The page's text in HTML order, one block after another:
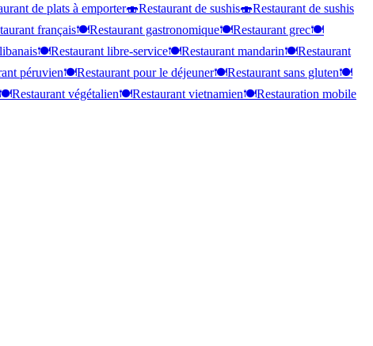
de plats à emporter🍣Restaurant de sushis🍣Restaurant de sushis
français🍽️Restaurant gastronomique🍽️Restaurant grec🍽️
🍽️Restaurant libre-service🍽️Restaurant mandarin🍽️Restaurant
péruvien🍽️Restaurant pour le déjeuner🍽️Restaurant sans gluten🍽️
🍽️Restaurant végétalien🍽️Restaurant vietnamien🍽️Restauration mobile